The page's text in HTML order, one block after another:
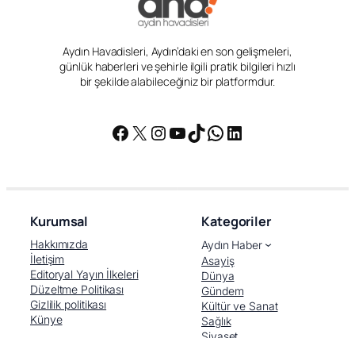
Aydın Havadisleri, Aydın’daki en son gelişmeleri,
günlük haberleri ve şehirle ilgili pratik bilgileri hızlı
bir şekilde alabileceğiniz bir platformdur.
Facebook
X Instagram
YouTube
TikTok
WhatsApp
LinkedIn
Kurumsal
Hakkımızda
İletişim
Editoryal Yayın İlkeleri
Düzeltme Politikası
Gizlilik politikası
Künye
Kategoriler
Aydın Haber
Asayiş
Dünya
Gündem
Kültür ve Sanat
Sağlık